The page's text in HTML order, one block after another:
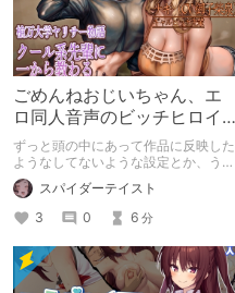
ごめんねおじいちゃん、エ
ロ同人音声のビッチヒロイ
ンに名前使って～過去作品
コンセプトを思い出そう～
ずっと頭の中にあって作品に反映した
ようなしてないような設定とか、うち
のヒロイン達の名づけの法則とかを頭
の中の映●研の金●さんに「そこにあ
っちゃいけねえんだよ」といわれたの
でとりあえず垂れ流します。
スパイダーテイスト
3
0 6 分